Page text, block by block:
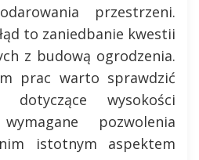
przestrzeni.
to zaniedbanie kwestii
z budową ogrodzenia.
prac warto sprawdzić
dotyczące wysokości
pozwolenia
istotnym aspektem